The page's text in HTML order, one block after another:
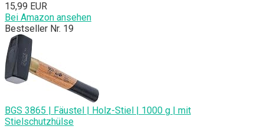
15,99 EUR
Bei Amazon ansehen
Bestseller Nr. 19
BGS 3865 | Fäustel | Holz-Stiel | 1000 g | mit
Stielschutzhülse